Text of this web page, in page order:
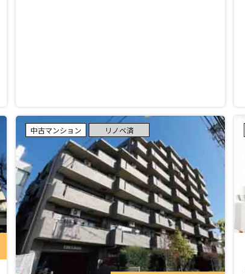
中古マンション リノベ済